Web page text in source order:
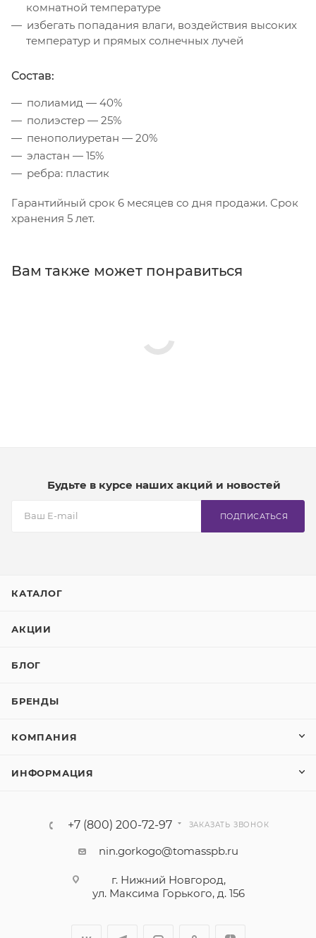
комнатной температуре
избегать попадания влаги, воздействия высоких
температур и прямых солнечных лучей
Состав:
полиамид — 40%
полиэстер — 25%
пенополиуретан — 20%
эластан — 15%
ребра: пластик
Гарантийный срок 6 месяцев со дня продажи. Срок
хранения 5 лет.
Вам также может понравиться
Будьте в курсе наших акций и новостей
ПОДПИСАТЬСЯ
КАТАЛОГ
АКЦИИ
БЛОГ
БРЕНДЫ
КОМПАНИЯ
ИНФОРМАЦИЯ
+7 (800) 200-72-97 ЗАКАЗАТЬ ЗВОНОК
nin.gorkogo@tomasspb.ru
г. Нижний Новгород,
ул. Максима Горького, д. 156